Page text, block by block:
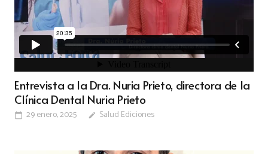
Entrevista a la Dra. Nuria Prieto, directora de la
Clínica Dental Nuria Prieto
calendar_today 29 enero, 2025 edit Salud Ediciones